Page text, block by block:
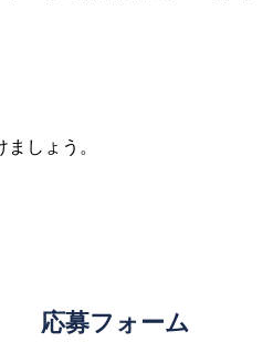
しょう。
応募フォーム